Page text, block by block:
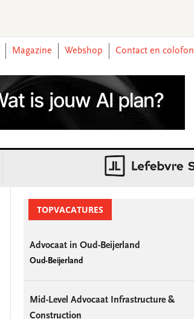
Magazine Webshop Contact en colofon
SidebarTOPVACATURES
Advocaat in Oud-Beijerland
Oud-Beijerland
Mid-Level Advocaat Infrastructure &
Construction